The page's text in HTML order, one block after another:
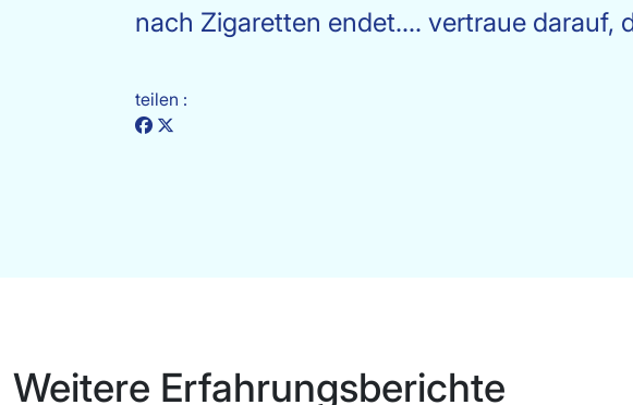
nach Zigaretten endet.... vertraue darauf,
teilen :
Weitere Erfahrungsberichte